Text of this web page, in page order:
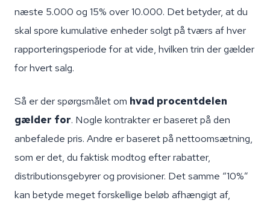
næste 5.000 og 15% over 10.000. Det betyder, at du
skal spore kumulative enheder solgt på tværs af hver
rapporteringsperiode for at vide, hvilken trin der gælder
for hvert salg.
Så er der spørgsmålet om hvad procentdelen
gælder for. Nogle kontrakter er baseret på den
anbefalede pris. Andre er baseret på nettoomsætning,
som er det, du faktisk modtog efter rabatter,
distributionsgebyrer og provisioner. Det samme “10%”
kan betyde meget forskellige beløb afhængigt af,